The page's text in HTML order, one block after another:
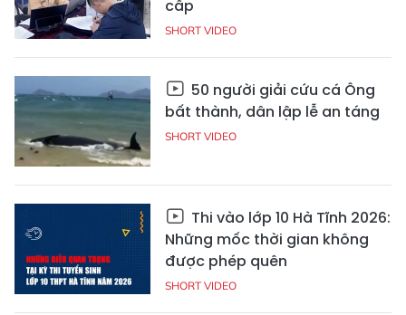
cấp
SHORT VIDEO
50 người giải cứu cá Ông
bất thành, dân lập lễ an táng
SHORT VIDEO
Thi vào lớp 10 Hà Tĩnh 2026:
Những mốc thời gian không
được phép quên
SHORT VIDEO